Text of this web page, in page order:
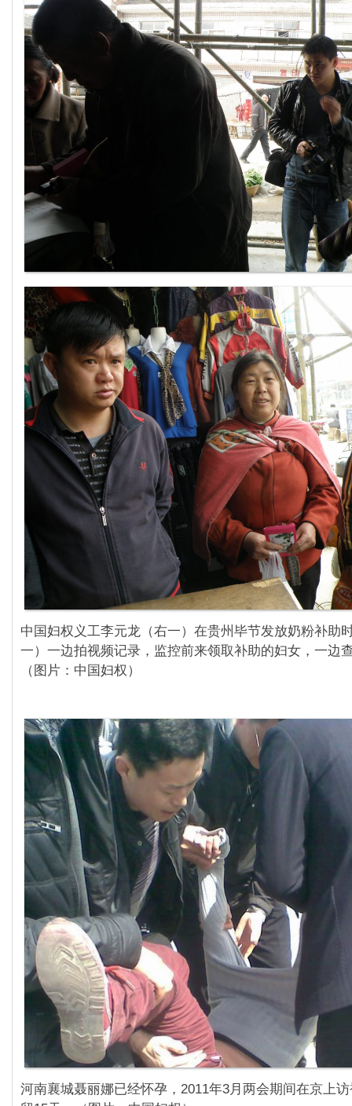
中国妇权义工李元龙（右一）在贵州毕节发放奶粉补助
一）一边拍视频记录，监控前来领取补助的妇女，一边
（图片：中国妇权）
河南襄城聂丽娜已经怀孕，2011年3月两会期间在京上